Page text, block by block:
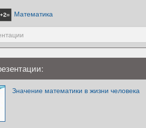
Математика
Значение математики в жизни человека